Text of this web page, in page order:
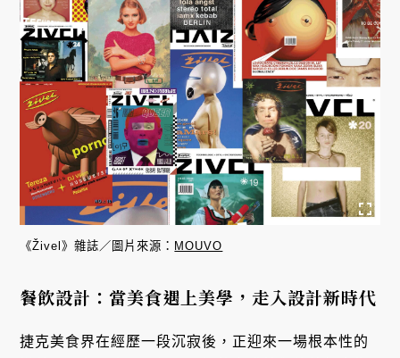
《Živel》雜誌／圖片來源： MOUVO
餐飲設計：當美食遇上美學，走入設計新時代
捷克美食界在經歷一段沉寂後，正迎來一場根本性的